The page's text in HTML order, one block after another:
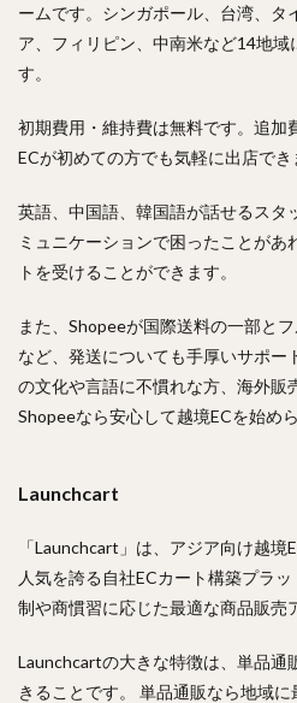
ームです。シンガポール、台湾、タ
ア、フィリピン、中南米など14地
す。
初期費用・維持費は無料です。追加
ECが初めての方でも気軽に出店でき
英語、中国語、韓国語が話せるスタ
ミュニケーションで困ったことがあ
トを受けることができます。
また、Shopeeが国際送料の一部と
など、発送についても手厚いサポー
の文化や言語に不慣れな方、海外販
Shopeeなら安心して越境ECを始めら
Launchcart
「Launchcart」は、アジア向け越
人気を誇る自社ECカート構築プラ
制や商慣習に応じた最適な商品販売
Launchcartの大きな特徴は、単品通
きることです。 単品通販なら地域